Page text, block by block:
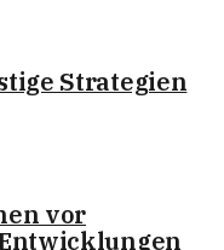
Strategien
vor